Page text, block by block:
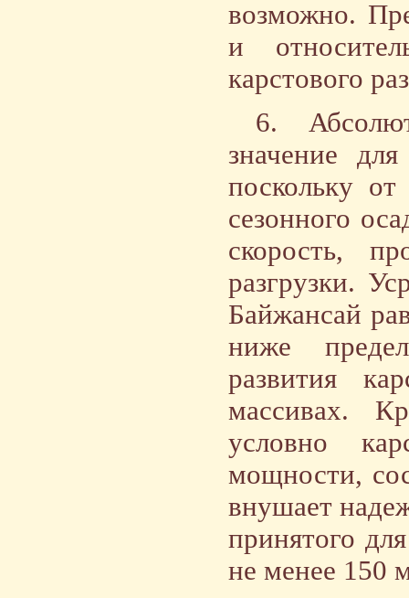
возможно.
и
карстового
6.
значение для
поскольку
сезонного
скорость,
разгрузки.
Байжансай
ниже
развития
массивах.
условно
мощности,
внушает
принятого
не менее 150